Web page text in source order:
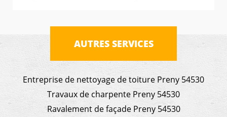
AUTRES SERVICES
Entreprise de nettoyage de toiture Preny 54530
Travaux de charpente Preny 54530
Ravalement de façade Preny 54530